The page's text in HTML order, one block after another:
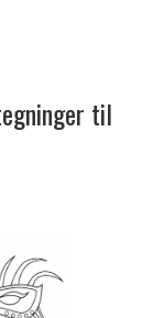
til